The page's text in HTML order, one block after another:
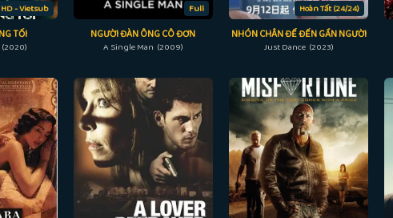
- Vietsub
TỐI
Full
NGƯỜI ĐÀN ÔNG CÔ ĐƠN
A Single Man (2009)
Hoàn Tất (24/24)
NHÓN CHÂN ĐỂ ĐẾN GẦN NGƯỜI
Just Dance (2023)